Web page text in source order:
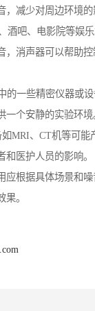
，减少对周边环境的
酒吧、电影院等娱
，消声器可以帮助控
的一些精密仪器或
个安静的实验环境
MRI、CT机等可能
和医护人员的影响。
应根据具体场景和
。